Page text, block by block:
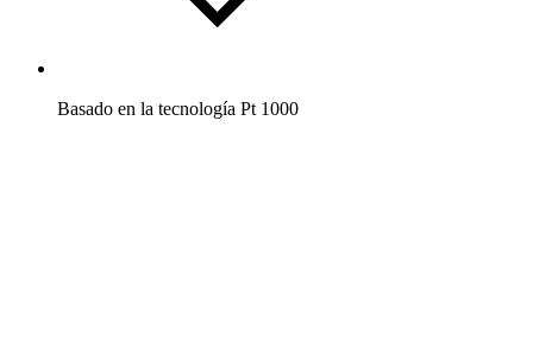
Basado en la tecnología Pt 1000